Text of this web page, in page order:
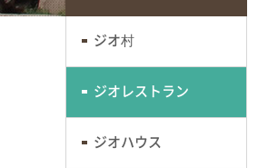
ジオ村
ジオレストラン
ジオハウス